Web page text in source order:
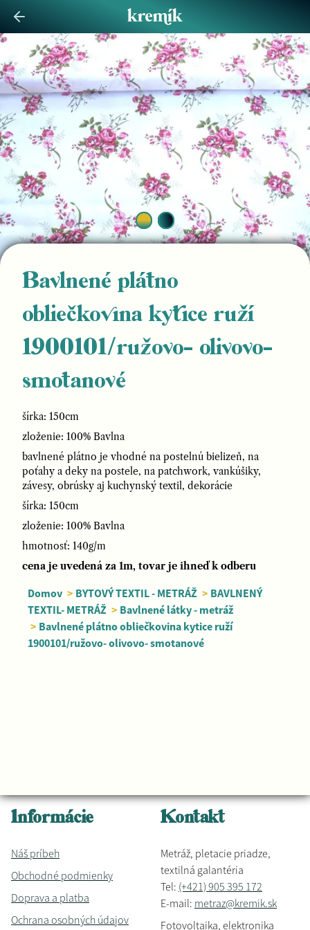
Bavlnené plátno
obliečkovina kytice ruží
1900101/ružovo- olivovo-
smotanové
šírka: 150cm
zloženie: 100% Bavlna
bavlnené plátno je vhodné na postelnú bielizeň, na
poťahy a deky na postele, na patchwork, vankúšiky,
závesy, obrúsky aj kuchynský textil, dekorácie
šírka: 150cm
zloženie: 100% Bavlna
hmotnosť: 140g/m
cena je uvedená za 1m, tovar je ihneď k odberu
Domov > BYTOVÝ TEXTIL - METRÁŽ > BAVLNENÝ
TEXTIL- METRÁŽ > Bavlnené látky - metráž
> Bavlnené plátno obliečkovina kytice ruží
1900101/ružovo- olivovo- smotanové
Informácie
Náš príbeh
Obchodné podmienky
Doprava a platba
Ochrana osobných údajov
Kontakt
Metráž, pletacie priadze,
textilná galantéria
Tel: (+421) 905 395 172
E-mail: metraz@kremik.sk
Fotovoltaika, elektronika